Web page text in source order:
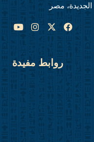
مصر
F
a
e
I
n
g
a
Y
o
u
b
e
روابط مفيدة